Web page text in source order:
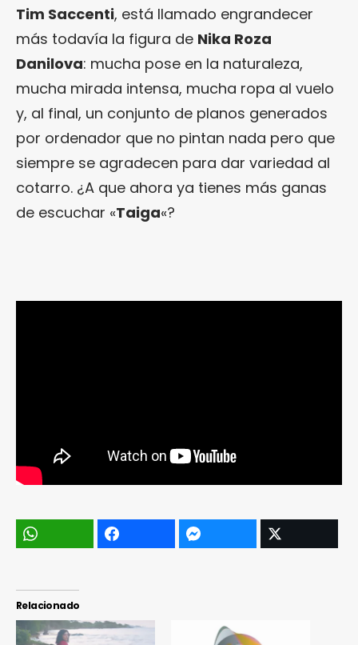
Tim Saccenti, está llamado engrandecer
más todavía la figura de Nika Roza
Danilova: mucha pose en la naturaleza,
mucha mirada intensa, mucha ropa al vuelo
y, al final, un conjunto de planos generados
por ordenador que no pintan nada pero que
siempre se agradecen para dar variedad al
cotarro. ¿A que ahora ya tienes más ganas
de escuchar «Taiga«?
Relacionado